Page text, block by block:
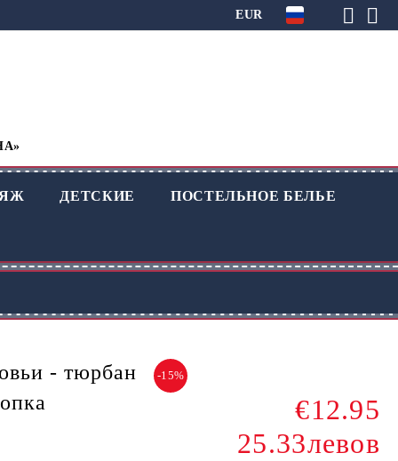
EUR
ДЕТСКИЕ ПОСТЕЛЬНОЕ БЕЛЬЕ
- тюрбан
-15%
€12.95
25.33левов